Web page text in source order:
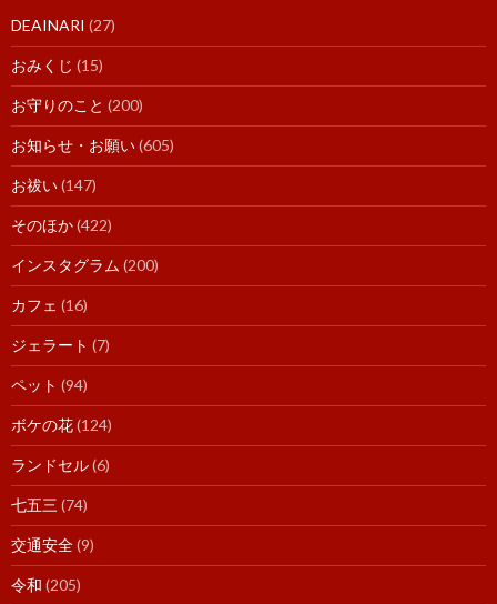
DEAINARI (27)
おみくじ (15)
お守りのこと (200)
お知らせ・お願い(605)
お祓い(147)
そのほか(422)
インスタグラム (200)
カフェ (16)
ジェラート (7)
ペット (94)
ボケの花(124)
ランドセル(6)
七五三 (74)
交通安全(9)
令和 (205)